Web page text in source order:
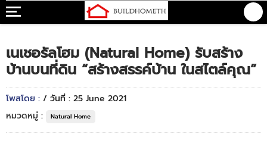
เนเชอรัลโฮม (Natural Home) รับสร้าง
บ้านบนที่ดิน “สร้างสรรค์บ้าน ในสไตล์คุณ”
โพสโดย : / วันที่ : 25 June 2021
หมวดหมู่ :
Natural Home